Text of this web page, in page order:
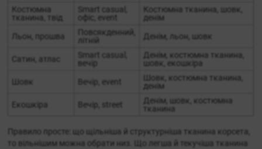
Костюмна
тканина, твід
Smart casual,
офіс, event
Костюмна тканина, шовк,
денім
Льон, прошва
Повсякденний,
літній
Денім, льон, шовк
Сатин, атлас
Smart casual,
вечір
Денім, костюмна тканина,
шовк, екошкіра
Шовк
Вечір, event
Шовк, костюмна тканина,
денім
Екошкіра
Вечір, street
Денім, шовк, костюмна
тканина
Правило просте: що щільніша й структурніша тканина корсета,
то вільнішим можна обрати низ. Що легша й текучіша тканина